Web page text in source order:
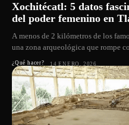
Xochitécatl: 5 datos
del poder femenino en
A menos de 2 kilómetros de los
una zona arqueológica que rompe
¿Qué hacer? 14 ENERO, 2026